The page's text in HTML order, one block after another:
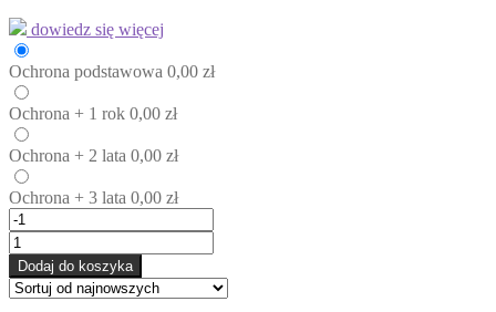
dowiedz się więcej
Ochrona podstawowa 0,00 zł
Ochrona + 1 rok 0,00 zł
Ochrona + 2 lata 0,00 zł
Ochrona + 3 lata 0,00 zł
Dodaj do koszyka